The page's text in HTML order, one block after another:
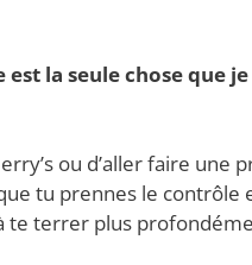
est la seule chose que
ou d’aller faire une
que tu prennes le contrôle
te terrer plus